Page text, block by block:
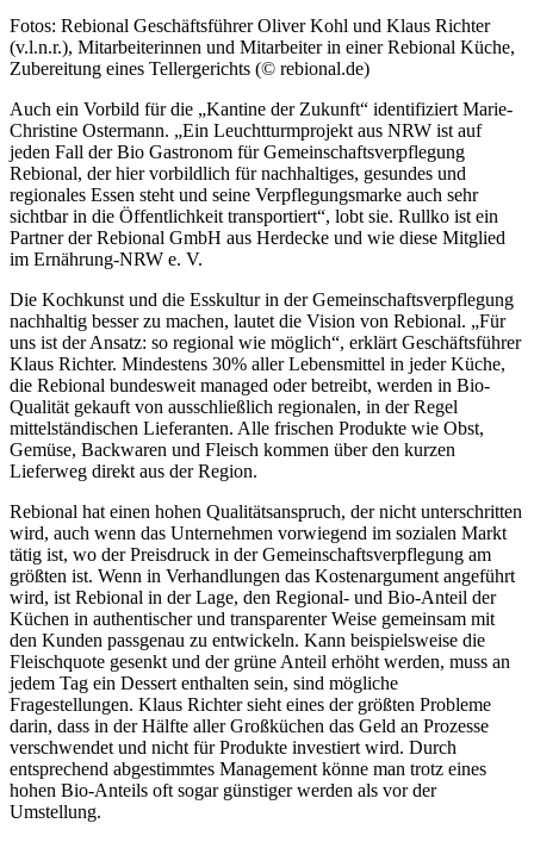
Fotos: Rebional Geschäftsführer Oliver Kohl und Klaus Richter
(v.l.n.r.), Mitarbeiterinnen und Mitarbeiter in einer Rebional Küche,
Zubereitung eines Tellergerichts (© rebional.de)
Auch ein Vorbild für die „Kantine der Zukunft“ identifiziert Marie-
Christine Ostermann. „Ein Leuchtturmprojekt aus NRW ist auf
jeden Fall der Bio Gastronom für Gemeinschaftsverpflegung
Rebional, der hier vorbildlich für nachhaltiges, gesundes und
regionales Essen steht und seine Verpflegungsmarke auch sehr
sichtbar in die Öffentlichkeit transportiert“, lobt sie. Rullko ist ein
Partner der Rebional GmbH aus Herdecke und wie diese Mitglied
im Ernährung-NRW e. V.
Die Kochkunst und die Esskultur in der Gemeinschaftsverpflegung
nachhaltig besser zu machen, lautet die Vision von Rebional. „Für
uns ist der Ansatz: so regional wie möglich“, erklärt Geschäftsführer
Klaus Richter. Mindestens 30% aller Lebensmittel in jeder Küche,
die Rebional bundesweit managed oder betreibt, werden in Bio-
Qualität gekauft von ausschließlich regionalen, in der Regel
mittelständischen Lieferanten. Alle frischen Produkte wie Obst,
Gemüse, Backwaren und Fleisch kommen über den kurzen
Lieferweg direkt aus der Region.
Rebional hat einen hohen Qualitätsanspruch, der nicht unterschritten
wird, auch wenn das Unternehmen vorwiegend im sozialen Markt
tätig ist, wo der Preisdruck in der Gemeinschaftsverpflegung am
größten ist. Wenn in Verhandlungen das Kostenargument angeführt
wird, ist Rebional in der Lage, den Regional- und Bio-Anteil der
Küchen in authentischer und transparenter Weise gemeinsam mit
den Kunden passgenau zu entwickeln. Kann beispielsweise die
Fleischquote gesenkt und der grüne Anteil erhöht werden, muss an
jedem Tag ein Dessert enthalten sein, sind mögliche
Fragestellungen. Klaus Richter sieht eines der größten Probleme
darin, dass in der Hälfte aller Großküchen das Geld an Prozesse
verschwendet und nicht für Produkte investiert wird. Durch
entsprechend abgestimmtes Management könne man trotz eines
hohen Bio-Anteils oft sogar günstiger werden als vor der
Umstellung.